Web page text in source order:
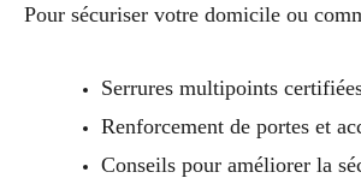
Pour sécuriser votre domicile ou
Serrures multipoints
Renforcement de portes et
Conseils pour améliorer la